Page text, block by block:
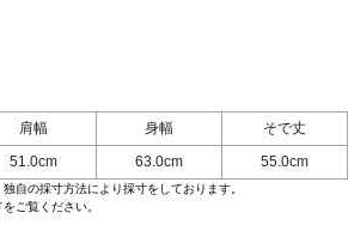
肩幅 身幅
そで丈
51.0cm 63.0cm 55.0cm
自の採寸方法により採寸をしております。
をご覧ください。